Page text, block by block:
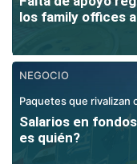
los family offices
NEGOCIO
Paquetes que rivalizan
Salarios en
es quién?